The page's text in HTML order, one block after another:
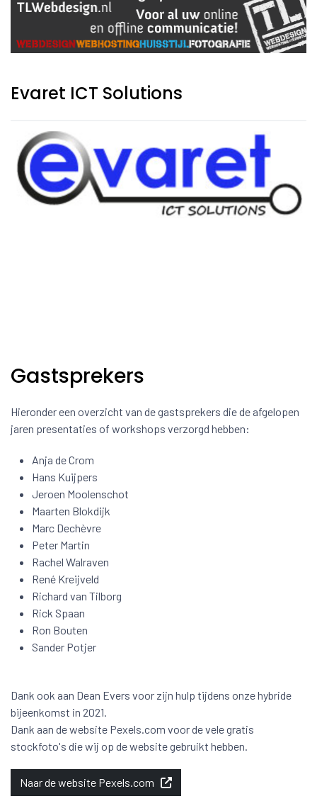
Evaret ICT Solutions
Gastsprekers
Hieronder een overzicht van de gastsprekers die de afgelopen
jaren presentaties of workshops verzorgd hebben:
Anja de Crom
Hans Kuijpers
Jeroen Moolenschot
Maarten Blokdijk
Marc Dechèvre
Peter Martin
Rachel Walraven
René Kreijveld
Richard van Tilborg
Rick Spaan
Ron Bouten
Sander Potjer
Dank ook aan Dean Evers voor zijn hulp tijdens onze hybride
bijeenkomst in 2021.
Dank aan de website Pexels.com voor de vele gratis
stockfoto's die wij op de website gebruikt hebben.
Naar de website Pexels.com